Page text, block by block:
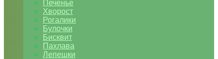
Печенье
Хворост
Рогалики
Булочки
Бисквит
Пахлава
Лепешки